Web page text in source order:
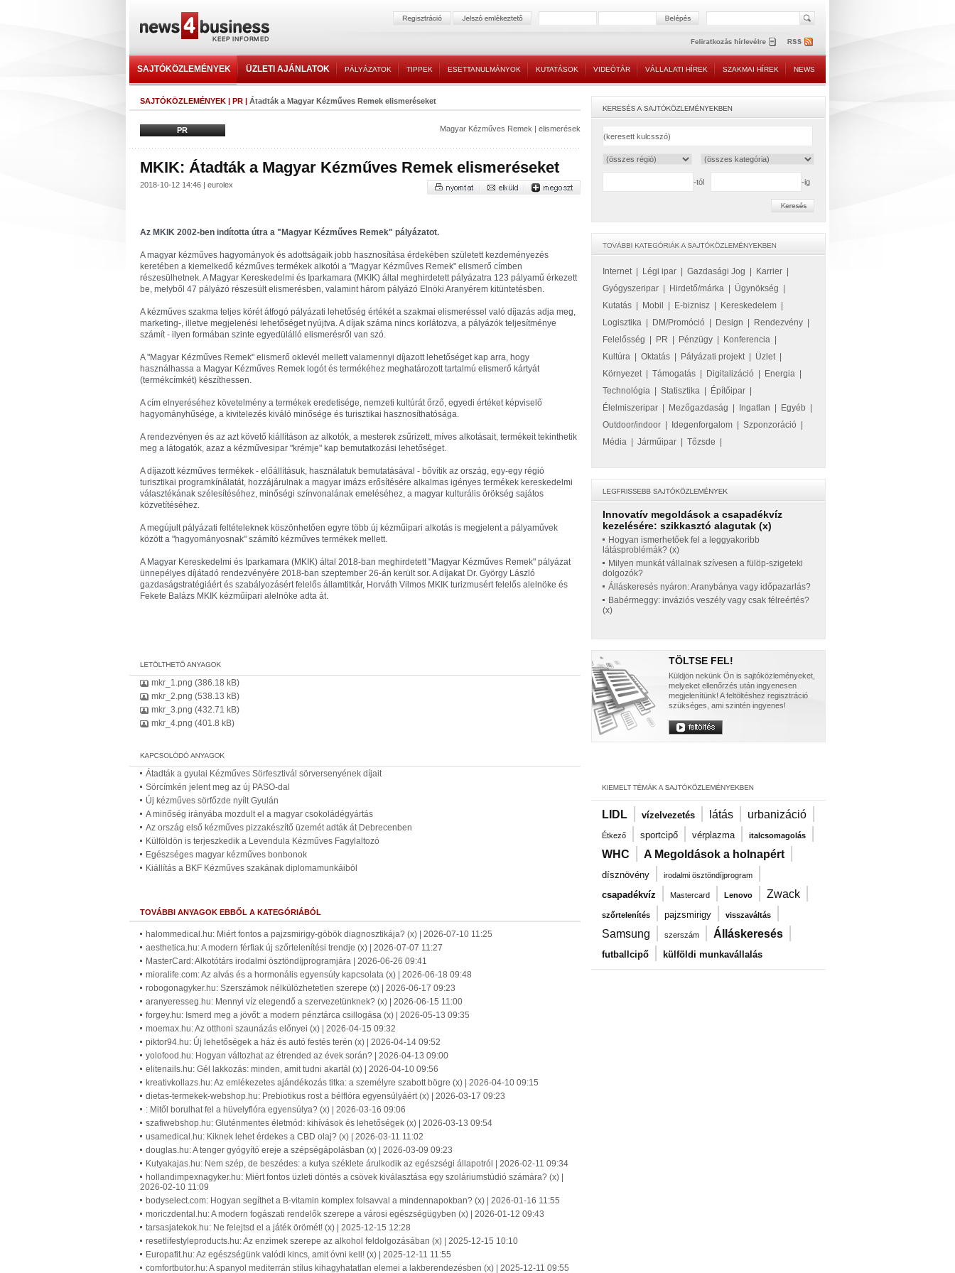
SAJTÓKÖZLEMÉNYEK ÜZLETI AJÁNLATOK PÁLYÁZATOK TIPPEK ESETTANULMÁNYOK KUTATÁSOK VIDEÓTÁR VÁLLALATI HÍREK SZAKMAI HÍREK NEWS
SAJTÓKÖZLEMÉNYEK | PR | Átadták a Magyar Kézműves Remek elismeréseket
PR Magyar Kézműves Remek | elismerések
MKIK: Átadták a Magyar Kézműves Remek elismeréseket
2018-10-12 14:46 | eurolex
Az MKIK 2002-ben indította útra a "Magyar Kézműves Remek" pályázatot.
A magyar kézműves hagyományok és adottságaik jobb hasznosítása érdekében született kezdeményezés
keretében a kiemelkedő kézműves termékek alkotói a "Magyar Kézműves Remek" elismerő címben
részesülhetnek. A Magyar Kereskedelmi és Iparkamara (MKIK) által meghirdetett pályázatra 123 pályamű érkezett
be, melyből 47 pályázó részesült elismerésben, valamint három pályázó Elnöki Aranyérem kitüntetésben.
A kézműves szakma teljes körét átfogó pályázati lehetőség értékét a szakmai elismeréssel való díjazás adja meg,
marketing-, illetve megjelenési lehetőséget nyújtva. A díjak száma nincs korlátozva, a pályázók teljesítménye
számít - ilyen formában szinte egyedülálló elismerésről van szó.
A "Magyar Kézműves Remek" elismerő oklevél mellett valamennyi díjazott lehetőséget kap arra, hogy
használhassa a Magyar Kézműves Remek logót és termékéhez meghatározott tartalmú elismerő kártyát
(termékcímkét) készíthessen.
A cím elnyeréséhez követelmény a termékek eredetisége, nemzeti kultúrát őrző, egyedi értéket képviselő
hagyományhűsége, a kivitelezés kiváló minősége és turisztikai hasznosíthatósága.
A rendezvényen és az azt követő kiállításon az alkotók, a mesterek zsűrizett, míves alkotásait, termékeit tekinthetik
meg a látogatók, azaz a kézművesipar "krémje" kap bemutatkozási lehetőséget.
A díjazott kézműves termékek - előállításuk, használatuk bemutatásával - bővítik az ország, egy-egy régió
turisztikai programkínálatát, hozzájárulnak a magyar imázs erősítésére alkalmas igényes termékek kereskedelmi
választékának szélesítéséhez, minőségi színvonalának emeléséhez, a magyar kulturális örökség sajátos
közvetítéséhez.
A megújult pályázati feltételeknek köszönhetően egyre több új kézműipari alkotás is megjelent a pályaművek
között a "hagyományosnak" számító kézműves termékek mellett.
A Magyar Kereskedelmi és Iparkamara (MKIK) által 2018-ban meghirdetett "Magyar Kézműves Remek" pályázat
ünnepélyes díjátadó rendezvényére 2018-ban szeptember 26-án került sor. A díjakat Dr. György László
gazdaságstratégiáért és szabályozásért felelős államtitkár, Horváth Vilmos MKIK turizmusért felelős alelnöke és
Fekete Balázs MKIK kézműipari alelnöke adta át.
mkr_1.png (386.18 kB)
mkr_2.png (538.13 kB)
mkr_3.png (432.71 kB)
mkr_4.png (401.8 kB)
Átadták a gyulai Kézműves Sörfesztivál sörversenyének díjait
Sörcímkén jelent meg az új PASO-dal
Új kézműves sörfőzde nyílt Gyulán
A minőség irányába mozdult el a magyar csokoládégyártás
Az ország első kézműves pizzakészítő üzemét adták át Debrecenben
Külföldön is terjeszkedik a Levendula Kézműves Fagylaltozó
Egészséges magyar kézműves bonbonok
Kiállítás a BKF Kézműves szakának diplomamunkáiból
TOVÁBBI ANYAGOK EBBŐL A KATEGÓRIÁBÓL
halommedical.hu: Miért fontos a pajzsmirigy-göbök diagnosztikája? (x) | 2026-07-10 11:25
aesthetica.hu: A modern férfiak új szőrtelenítési trendje (x) | 2026-07-07 11:27
MasterCard: Alkotótárs irodalmi ösztöndíjprogramjára | 2026-06-26 09:41
mioralife.com: Az alvás és a hormonális egyensúly kapcsolata (x) | 2026-06-18 09:48
robogonagyker.hu: Szerszámok nélkülözhetetlen szerepe (x) | 2026-06-17 09:23
aranyeresseg.hu: Mennyi víz elegendő a szervezetünknek? (x) | 2026-06-15 11:00
forgey.hu: Ismerd meg a jövőt: a modern pénztárca csillogása (x) | 2026-05-13 09:35
moemax.hu: Az otthoni szaunázás előnyei (x) | 2026-04-15 09:32
piktor94.hu: Új lehetőségek a ház és autó festés terén (x) | 2026-04-14 09:52
yolofood.hu: Hogyan változhat az étrended az évek során? | 2026-04-13 09:00
elitenails.hu: Gél lakkozás: minden, amit tudni akartál (x) | 2026-04-10 09:56
kreativkollazs.hu: Az emlékezetes ajándékozás titka: a személyre szabott bögre (x) | 2026-04-10 09:15
dietas-termekek-webshop.hu: Prebiotikus rost a bélflóra egyensúlyáért (x) | 2026-03-17 09:23
: Mitől borulhat fel a hüvelyflóra egyensúlya? (x) | 2026-03-16 09:06
szafiwebshop.hu: Gluténmentes életmód: kihívások és lehetőségek (x) | 2026-03-13 09:54
usamedical.hu: Kiknek lehet érdekes a CBD olaj? (x) | 2026-03-11 11:02
douglas.hu: A tenger gyógyító ereje a szépségápolásban (x) | 2026-03-09 09:23
Kutyakajas.hu: Nem szép, de beszédes: a kutya széklete árulkodik az egészségi állapotról | 2026-02-11 09:34
hollandimpexnagyker.hu: Miért fontos üzleti döntés a csövek kiválasztása egy szoláriumstúdió számára? (x) |
2026-02-10 11:09
bodyselect.com: Hogyan segíthet a B-vitamin komplex folsavval a mindennapokban? (x) | 2026-01-16 11:55
moriczdental.hu: A modern fogászati rendelők szerepe a városi egészségügyben (x) | 2026-01-12 09:43
tarsasjatekok.hu: Ne felejtsd el a játék örömét! (x) | 2025-12-15 12:28
resetlifestyleproducts.hu: Az enzimek szerepe az alkohol feldolgozásában (x) | 2025-12-15 10:10
Europafit.hu: Az egészségünk valódi kincs, amit óvni kell! (x) | 2025-12-11 11:55
comfortbutor.hu: A spanyol mediterrán stílus kihagyhatatlan elemei a lakberendezésben (x) | 2025-12-11 09:55
-tól -ig
Internet| Légi ipar Gazdasági Jog Karrier
Gyógyszeripar
Hirdető/márka Ügynökség
Kutatás
Mobil E-biznisz Kereskedelem
Logisztika
DM/Promóció Design Rendezvény
Felelősség
PR Pénzügy Konferencia
Kultúra
Oktatás Pályázati projekt| Üzlet|
Környezet| Támogatás Digitalizáció Energia
Technológia
Statisztika Építőipar
Élelmiszeripar
Mezőgazdaság Ingatlan Egyéb
Outdoor/indoor
Idegenforgalom Szponzoráció
Média
Járműipar Tőzsde
Innovatív megoldások a csapadékvíz
kezelésére: szikkasztó alagutak (x)
Hogyan ismerhetőek fel a leggyakoribb
látásproblémák? (x)
Milyen munkát vállalnak szívesen a fülöp-szigeteki
dolgozók?
Álláskeresés nyáron: Aranybánya vagy időpazarlás?
Babérmeggy: inváziós veszély vagy csak félreértés?
(x)
TÖLTSE FEL!
Küldjön nekünk Ön is sajtóközleményeket,
melyeket ellenőrzés után ingyenesen
megjelenítünk! A feltöltéshez regisztráció
szükséges, ami szintén ingyenes!
LIDL | vízelvezetés | látás | urbanizáció |
Étkező | sportcipő | vérplazma | italcsomagolás |
WHC | A Megoldások a holnapért |
dísznövény | irodalmi ösztöndíjprogram |
csapadékvíz | Mastercard | Lenovo | Zwack |
szőrtelenítés | pajzsmirigy | visszaváltás |
Samsung | szerszám | Álláskeresés |
futballcipő | külföldi munkavállalás